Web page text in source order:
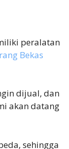
peralatan
Bekas
dijual, dan
akan datang
sehingga